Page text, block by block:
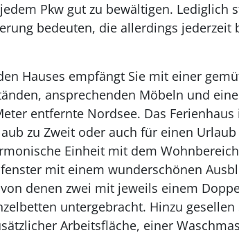
Pkw gut zu bewältigen. Lediglich
bedeuten, die allerdings jederzeit
Hauses empfängt Sie mit einer
ansprechenden Möbeln und
entfernte Nordsee. Das
zu Zweit oder auch für einen
Einheit mit dem
mit einem wunderschönen
denen zwei mit jeweils einem
untergebracht. Hinzu
Arbeitsfläche, einer